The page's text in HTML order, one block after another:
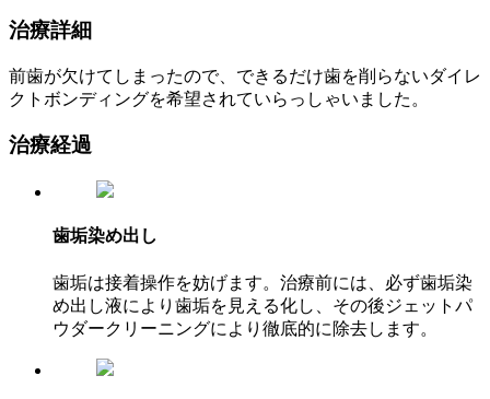
治療詳細
前歯が欠けてしまったので、できるだけ歯を削らないダイレ
クトボンディングを希望されていらっしゃいました。
治療経過
歯垢染め出し
歯垢は接着操作を妨げます。治療前には、必ず歯垢染
め出し液により歯垢を見える化し、その後ジェットパ
ウダークリーニングにより徹底的に除去します。